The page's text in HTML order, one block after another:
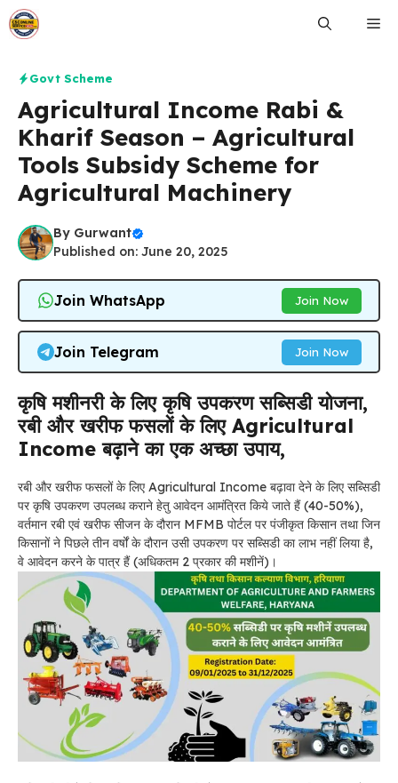
Skip
to
Govt Scheme
Agricultural Income Rabi &
Kharif Season – Agricultural
Tools Subsidy Scheme for
Agricultural Machinery
By Gurwant
Published on: June 20, 2025
Join WhatsApp Join Now
Join Telegram Join Now
कृषि मशीनरी के लिए कृषि उपकरण सब्सिडी योजना,
रबी और खरीफ फसलों के लिए Agricultural
Income बढ़ाने का एक अच्छा उपाय,
रबी और खरीफ फसलों के लिए Agricultural Income बढ़ावा देने के लिए सब्सिडी
पर कृषि उपकरण उपलब्ध कराने हेतु आवेदन आमंत्रित किये जाते हैं (40-50%),
वर्तमान रबी एवं खरीफ सीजन के दौरान MFMB पोर्टल पर पंजीकृत किसान तथा जिन
किसानों ने पिछले तीन वर्षों के दौरान उसी उपकरण पर सब्सिडी का लाभ नहीं लिया है,
वे आवेदन करने के पात्र हैं (अधिकतम 2 प्रकार की मशीनें)।